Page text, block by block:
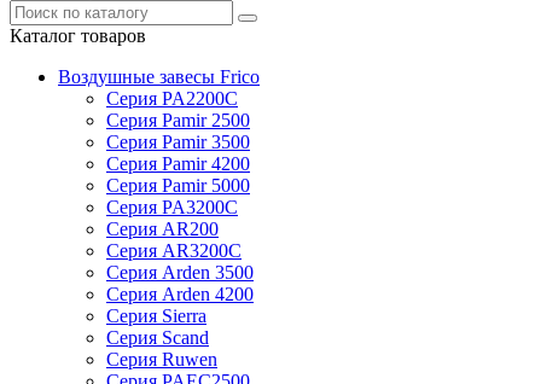
Каталог товаров
Воздушные завесы Frico
Серия PA2200C
Серия Pamir 2500
Серия Pamir 3500
Серия Pamir 4200
Серия Pamir 5000
Серия PA3200C
Серия AR200
Серия AR3200C
Серия Arden 3500
Серия Arden 4200
Серия Sierra
Серия Scand
Серия Ruwen